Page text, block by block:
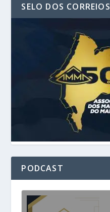
SELO DOS CORREIOS
PODCAST